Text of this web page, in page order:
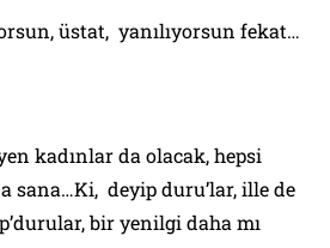
üstat, yanılıyorsun fekat…
kadınlar da olacak, hepsi
sana…Ki, deyip duru’lar, ille de
bir yenilgi daha mı